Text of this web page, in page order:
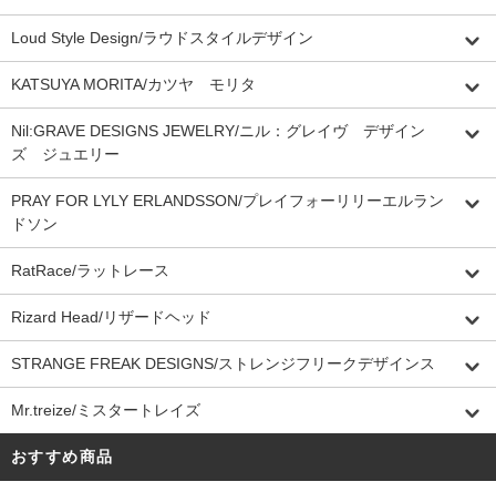
Loud Style Design/ラウドスタイルデザイン
KATSUYA MORITA/カツヤ モリタ
Nil:GRAVE DESIGNS JEWELRY/ニル：グレイヴ デザイン
ズ ジュエリー
PRAY FOR LYLY ERLANDSSON/プレイフォーリリーエルラン
ドソン
RatRace/ラットレース
Rizard Head/リザードヘッド
STRANGE FREAK DESIGNS/ストレンジフリークデザインス
Mr.treize/ミスタートレイズ
おすすめ商品